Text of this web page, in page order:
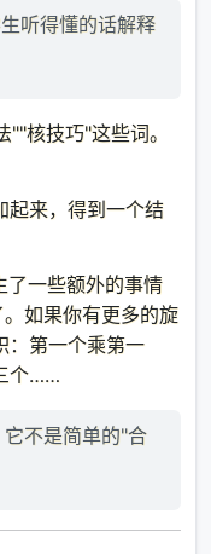
听得懂的话解释
核技巧"这些词。
起来，得到一个结
了一些额外的事情
如果你有更多的旋
：第一个乘第一
个……
不是简单的"合